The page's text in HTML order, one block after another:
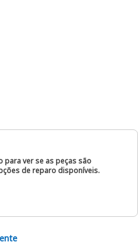
para ver se as peças são
de reparo disponíveis.